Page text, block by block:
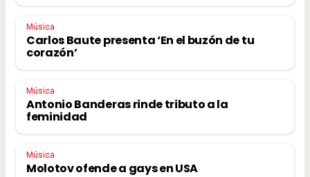
Música
Carlos Baute presenta ‘En el buzón de tu
corazón’
Música
Antonio Banderas rinde tributo a la
feminidad
Música
Molotov ofende a gays en USA